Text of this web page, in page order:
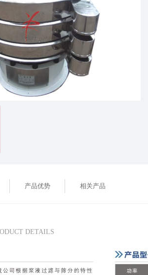
产品优势 相关产品
DETAILS